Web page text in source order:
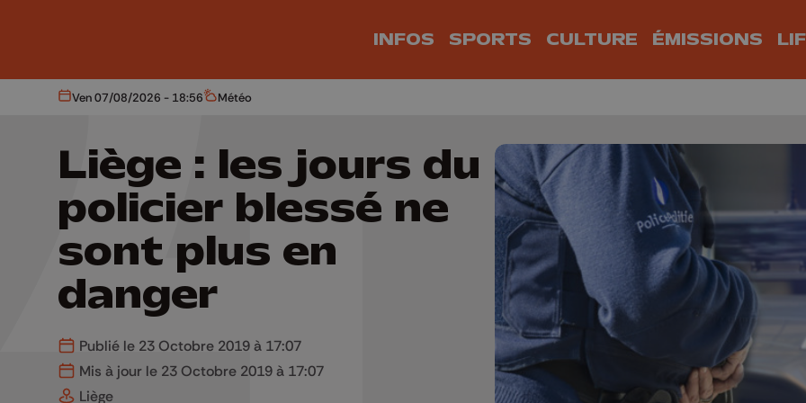
INFOS SPORTS CULTURE ÉMISSIONS
Aujourd'hui
Ven 07/08/2026 - 18:56 Météo
Météo
Liège : les jours du
policier blessé ne
sont plus en
danger
Publié le 23 Octobre 2019 à 17:07
Mis à jour le 23 Octobre 2019 à 17:07
Liège